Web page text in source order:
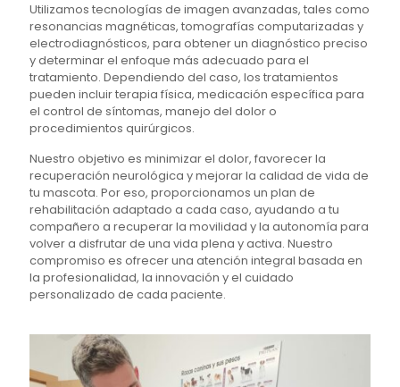
Utilizamos tecnologías de imagen avanzadas, tales como
resonancias magnéticas, tomografías computarizadas y
electrodiagnósticos, para obtener un diagnóstico preciso
y determinar el enfoque más adecuado para el
tratamiento. Dependiendo del caso, los tratamientos
pueden incluir terapia física, medicación específica para
el control de síntomas, manejo del dolor o
procedimientos quirúrgicos.
Nuestro objetivo es minimizar el dolor, favorecer la
recuperación neurológica y mejorar la calidad de vida de
tu mascota. Por eso, proporcionamos un plan de
rehabilitación adaptado a cada caso, ayudando a tu
compañero a recuperar la movilidad y la autonomía para
volver a disfrutar de una vida plena y activa. Nuestro
compromiso es ofrecer una atención integral basada en
la profesionalidad, la innovación y el cuidado
personalizado de cada paciente.